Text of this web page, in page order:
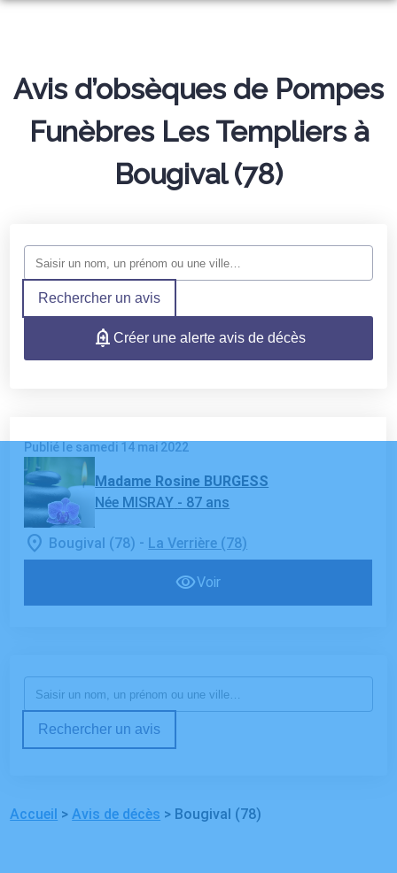
MONUMENTS FUNÉRAIRES
NOS AGENCES
NOTRE CHAMBRE FUNERAIRE
Avis d’obsèques de Pompes
Funèbres Les Templiers à
Bougival (78)
Rechercher un avis
Créer une alerte avis de décès
Publié le samedi 14 mai 2022
Madame Rosine BURGESS
Née MISRAY - 87 ans
Bougival (78) - La Verrière (78)
Voir
Rechercher un avis
Accueil >Avis de décès > Bougival (78)